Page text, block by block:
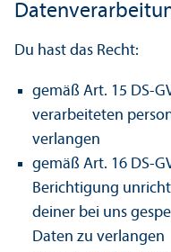
Du hast das Recht:
gemäß Art. 15 DS-
verarbeiteten
verlangen
gemäß Art. 16 DS-
Berichtigung
deiner bei uns
Daten zu verlangen